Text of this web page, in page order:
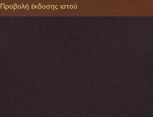
Προβολή έκδοσης ιστού